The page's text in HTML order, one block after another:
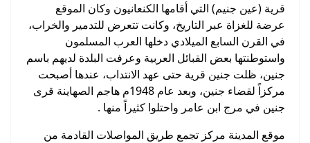
قرية (عين جنيم) التي أقامها الكنعانيون وكان الموقع
عرضة للغزاة عبر التاريخ، وكانت تتعرض للتدمير والخراب،
في القرن السابع الميلادي دخلها العرب المسلمون
واستوطنتها بعض القبائل العربية وعرفت البلدة لديهم باسم
جنين، ظلت جنين قرية حتى عهد الانتداب، عندها أصبحت
مركزاً لقضاء جنين، وبعد عام 1948م هاجم الصهاينة قرى
جنين في مرج ابن عامر واحتلوا كثيراً منها .
موقع المدينة مركز تجمع طريق المواصلات القادمة من